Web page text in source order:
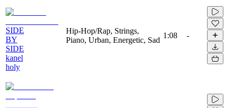
SIDE
BY
SIDE
kanel
holy
Hip-Hop/Rap, Strings,
Piano, Urban, Energetic, Sad
1:08 -